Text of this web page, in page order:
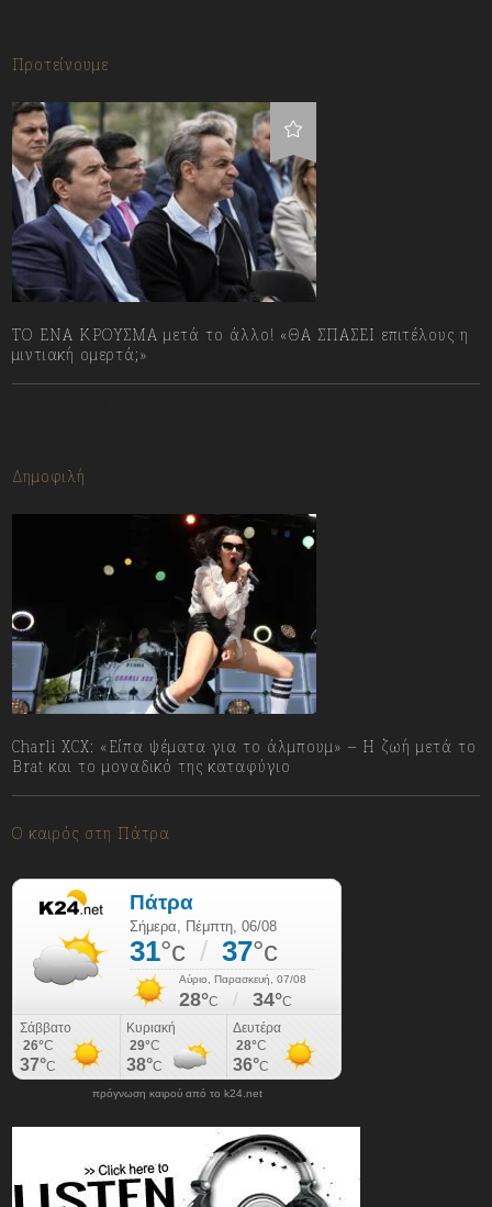
Προτείνουμε
ΤΟ ΕΝΑ ΚΡΟΥΣΜΑ μετά το άλλο! «ΘΑ ΣΠΑΣΕΙ επιτέλους η
μιντιακή ομερτά;»
Δημοφιλή
Charli XCX: «Είπα ψέματα για το άλμπουμ» – Η ζωή μετά το
Brat και το μοναδικό της καταφύγιο
Ο καιρός στη Πάτρα
πρόγνωση καιρού από το k24.net